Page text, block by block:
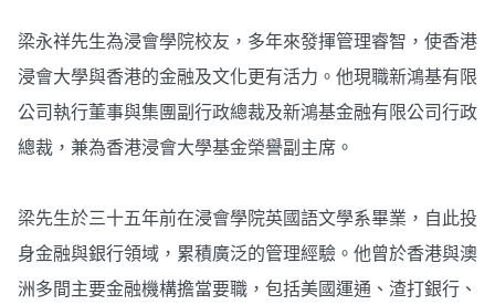
梁永祥先生為浸會學院校友，多年來發揮管理睿智，使香港
浸會大學與香港的金融及文化更有活力。他現職新鴻基有限
公司執行董事與集團副行政總裁及新鴻基金融有限公司行政
總裁，兼為香港浸會大學基金榮譽副主席。
梁先生於三十五年前在浸會學院英國語文學系畢業，自此投
身金融與銀行領域，累積廣泛的管理經驗。他曾於香港與澳
洲多間主要金融機構擔當要職，包括美國運通、渣打銀行、